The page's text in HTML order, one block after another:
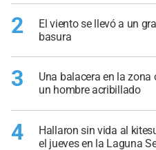
2
El viento se llevó a un
basura
3
Una balacera en la zona
un hombre acribillado
4
Hallaron sin vida al
el jueves en la Laguna